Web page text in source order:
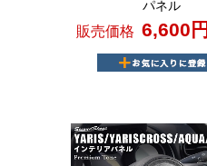
パネル
販売価格 6,600円